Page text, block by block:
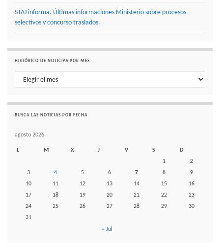
STAJ informa. Últimas informaciones Ministerio sobre procesos
selectivos y concurso traslados.
HISTÓRICO DE NOTICIAS POR MES
Histórico de noticias por mes
BUSCA LAS NOTICIAS POR FECHA
agosto 2026
L M X J V S
D
1
2
3
4 5 6 7 8
9
10
11 12 13 14 15
16
17
18 19 20 21 22
23
24
25 26 27 28 29
30
31
« Jul